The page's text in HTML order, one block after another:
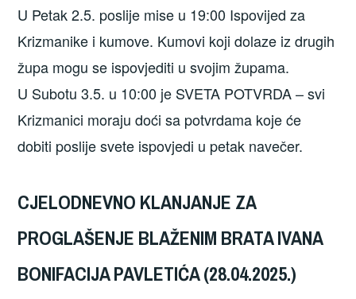
U Petak 2.5. poslije mise u 19:00 Ispovijed za
Krizmanike i kumove. Kumovi koji dolaze iz drugih
župa mogu se ispovjediti u svojim župama.
U Subotu 3.5. u 10:00 je SVETA POTVRDA – svi
Krizmanici moraju doći sa potvrdama koje će
dobiti poslije svete ispovjedi u petak navečer.
CJELODNEVNO KLANJANJE ZA
PROGLAŠENJE BLAŽENIM BRATA IVANA
BONIFACIJA PAVLETIĆA (28.04.2025.)